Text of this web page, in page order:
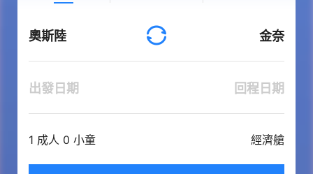
奧斯陸 金奈
出發日期 回程日期
1 成人 0 小童 經濟艙